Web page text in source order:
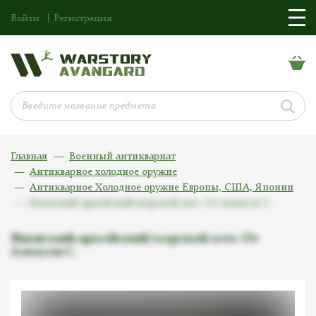
Войти Регистрация
Главная
Военный антиквариат
Антикварное холодное оружие
Антикварное Холодное оружие Европы, США, Японии
Японский армейский/морской меч. От
Алексея С.